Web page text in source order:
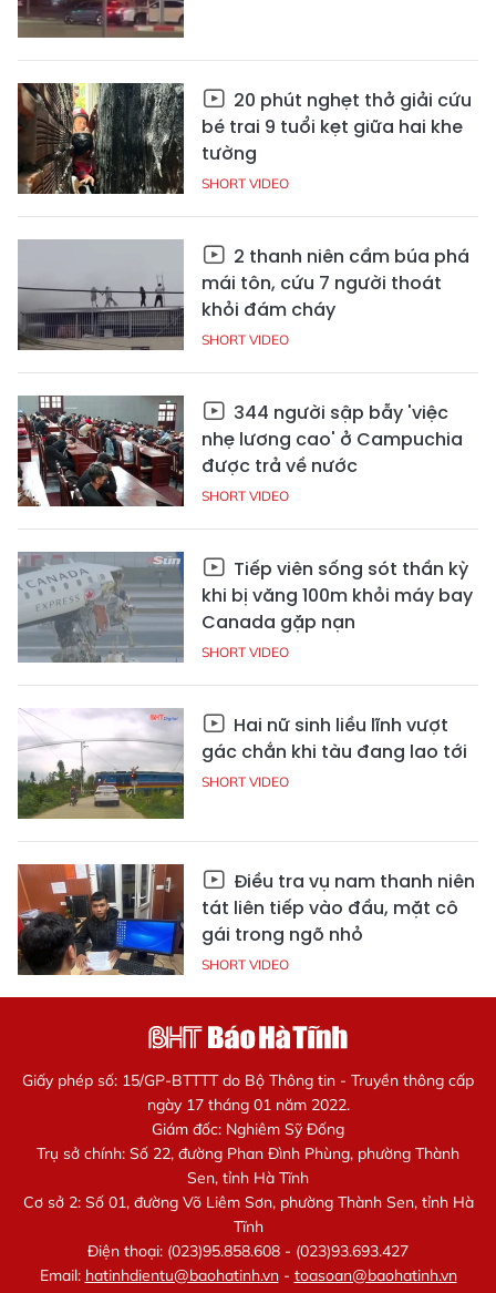
20 phút nghẹt thở giải cứu
bé trai 9 tuổi kẹt giữa hai khe
tường
SHORT VIDEO
2 thanh niên cầm búa phá
mái tôn, cứu 7 người thoát
khỏi đám cháy
SHORT VIDEO
344 người sập bẫy 'việc
nhẹ lương cao' ở Campuchia
được trả về nước
SHORT VIDEO
Tiếp viên sống sót thần kỳ
khi bị văng 100m khỏi máy bay
Canada gặp nạn
SHORT VIDEO
Hai nữ sinh liều lĩnh vượt
gác chắn khi tàu đang lao tới
SHORT VIDEO
Điều tra vụ nam thanh niên
tát liên tiếp vào đầu, mặt cô
gái trong ngõ nhỏ
SHORT VIDEO
Giấy phép số: 15/GP-BTTTT do Bộ Thông tin - Truyền thông cấp
ngày 17 tháng 01 năm 2022.
Giám đốc: Nghiêm Sỹ Đống
Trụ sở chính: Số 22, đường Phan Đình Phùng, phường Thành
Sen, tỉnh Hà Tĩnh
Cơ sở 2: Số 01, đường Võ Liêm Sơn, phường Thành Sen, tỉnh Hà
Tĩnh
Điện thoại: (023)95.858.608 - (023)93.693.427
Email: hatinhdientu@baohatinh.vn- toasoan@baohatinh.vn